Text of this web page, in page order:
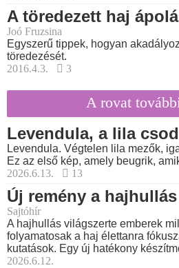
A töredezett haj
Joó Fruzsina
Egyszerű tippek, hogyan
töredezését.
2016.4.3.
3
A rovat
Levendula, a lila
Levendula. Végtelen lila mezők,
Ez az első kép, amely beugrik,
2026.6.13.
13
Új remény a
Sajtóhír
A hajhullás világszerte emberek
folyamatosak a haj élettanra
kutatások. Egy új hatékony
2026.6.12.